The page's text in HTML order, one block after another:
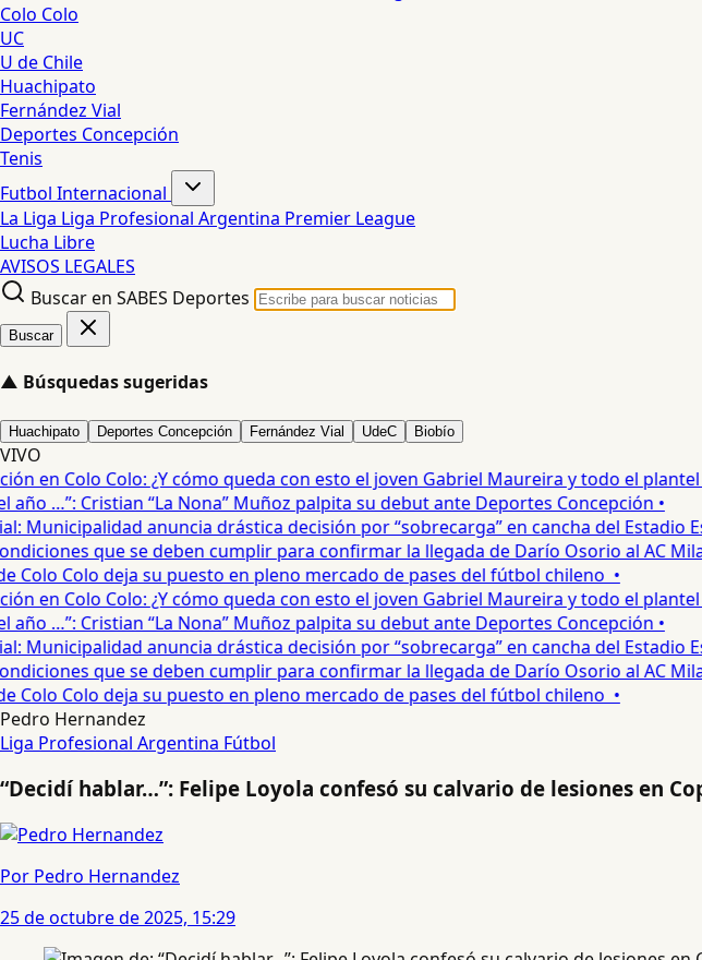
Colo Colo
UC
U de Chile
Huachipato
Fernández Vial
Deportes Concepción
Tenis
Futbol Internacional
La Liga Liga Profesional Argentina Premier League
Lucha Libre
AVISOS LEGALES
Buscar en SABES Deportes
Buscar
▲ Búsquedas sugeridas
Huachipato Deportes Concepción Fernández Vial UdeC Biobío
VIVO
en Colo Colo: ¿Y cómo queda con esto el joven Gabriel Maureira y todo el plantel
…”: Cristian “La Nona” Muñoz palpita su debut ante Deportes Concepción •
Municipalidad anuncia drástica decisión por “sobrecarga” en cancha del Estadio
que se deben cumplir para confirmar la llegada de Darío Osorio al AC Milan
Colo deja su puesto en pleno mercado de pases del fútbol chileno •
en Colo Colo: ¿Y cómo queda con esto el joven Gabriel Maureira y todo el plantel
…”: Cristian “La Nona” Muñoz palpita su debut ante Deportes Concepción •
Municipalidad anuncia drástica decisión por “sobrecarga” en cancha del Estadio
que se deben cumplir para confirmar la llegada de Darío Osorio al AC Milan
Colo deja su puesto en pleno mercado de pases del fútbol chileno •
Pedro Hernandez
Liga Profesional Argentina Fútbol
“Decidí hablar…”: Felipe Loyola confesó su calvario de lesiones en
Por Pedro Hernandez
25 de octubre de 2025, 15:29